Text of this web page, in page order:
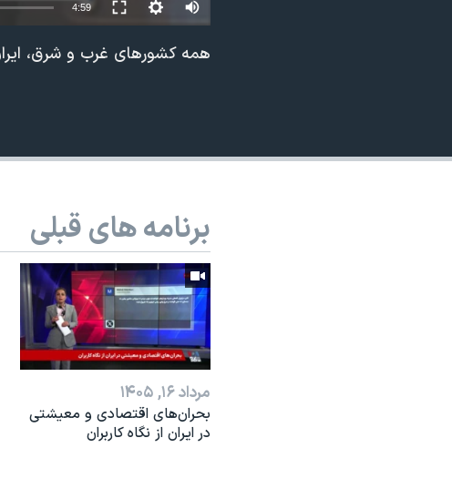
Auto
4:59
همه کشورهای غرب و شرق،
برنامه های قبلی
مرداد ۱۶, ۱۴۰۵
بحران‌های اقتصادی و معیشتی
در ایران از نگاه کاربران